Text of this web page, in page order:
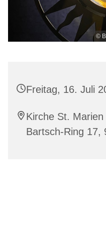
©
Freitag, 16. Juli
Kirche St.
Bartsch-Ring 17,